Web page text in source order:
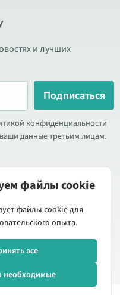
и лучших
Подписаться
конфиденциальности
данные третьим лицам.
акциях, новых
обзоры продукции.
файлы cookie
файлы cookie для
опыта.
все
необходимые